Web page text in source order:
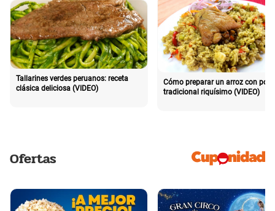
Tallarines verdes peruanos: receta
clásica deliciosa (VIDEO)
Cómo preparar un arroz con pollo
tradicional riquísimo (VIDEO)
Ofertas